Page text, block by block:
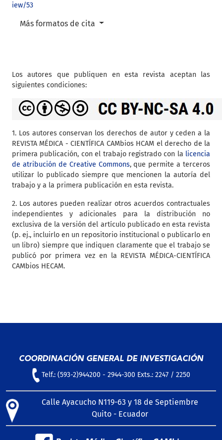
iew/53
Más formatos de cita
Los autores que publiquen en esta revista aceptan las
siguientes condiciones:
1. Los autores conservan los derechos de autor y ceden a la
REVISTA MÉDICA - CIENTÍFICA CAMbios HCAM el derecho de la
primera publicación, con el trabajo registrado con la licencia
de atribución de Creative Commons, que permite a terceros
utilizar lo publicado siempre que mencionen la autoría del
trabajo y a la primera publicación en esta revista.
2. Los autores pueden realizar otros acuerdos contractuales
independientes y adicionales para la distribución no
exclusiva de la versión del artículo publicado en esta revista
(p. ej., incluirlo en un repositorio institucional o publicarlo en
un libro) siempre que indiquen claramente que el trabajo se
publicó por primera vez en la REVISTA MÉDICA-CIENTÍFICA
CAMbios HECAM.
COORDINACIÓN GENERAL DE INVESTIGACIÓN
Telf.: (593-2)944200 - 2944-300 Exts.: 2247 / 2250
Calle Ayacucho N119-63 y 18 de Septiembre
Quito - Ecuador